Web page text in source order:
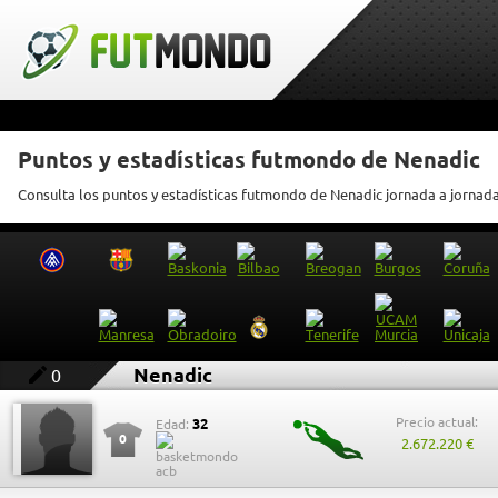
Puntos y estadísticas futmondo de Nenadic
Consulta los puntos y estadísticas futmondo de Nenadic jornada a
0 Nenadic
0
Edad: 32 Precio actual:
2.672.220 €